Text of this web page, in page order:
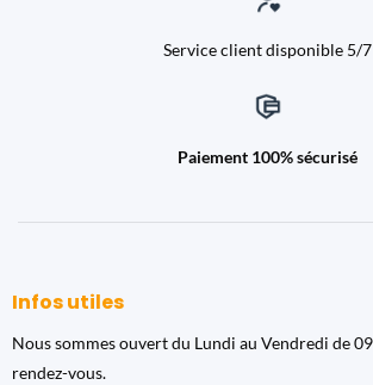
Service client disponible 5/7
Paiement 100% sécurisé
Infos utiles
Nous sommes ouvert du Lundi au Vendredi de
rendez-vous.